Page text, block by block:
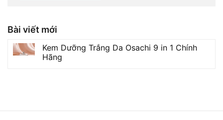
Bài viết mới
Kem Dưỡng Trắng Da Osachi 9 in 1 Chính
Hãng